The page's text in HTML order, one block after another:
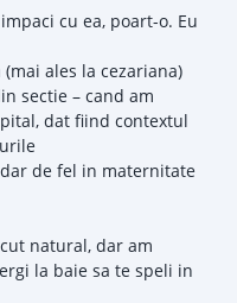
cu ea, poart-o. Eu
ales la cezariana)
sectie – cand am
dat fiind contextul
de fel in maternitate
natural, dar am
la baie sa te speli in